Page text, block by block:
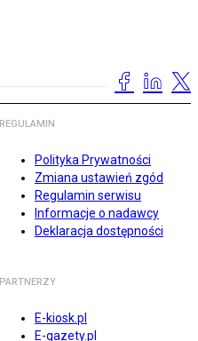
REGULAMIN
Polityka Prywatności
Zmiana ustawień zgód
Regulamin serwisu
Informacje o nadawcy
Deklaracja dostępności
PARTNERZY
E-kiosk.pl
E-gazety.pl